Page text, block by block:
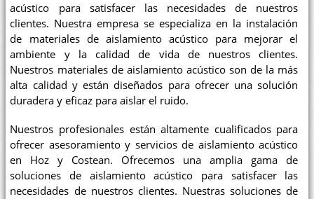
acústico para satisfacer las necesidades de nuestros
clientes. Nuestra empresa se especializa en la instalación
de materiales de aislamiento acústico para mejorar el
ambiente y la calidad de vida de nuestros clientes.
Nuestros materiales de aislamiento acústico son de la más
alta calidad y están diseñados para ofrecer una solución
duradera y eficaz para aislar el ruido.
Nuestros profesionales están altamente cualificados para
ofrecer asesoramiento y servicios de aislamiento acústico
en Hoz y Costean. Ofrecemos una amplia gama de
soluciones de aislamiento acústico para satisfacer las
necesidades de nuestros clientes. Nuestras soluciones de